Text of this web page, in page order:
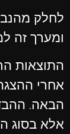
לחלק
ומערך זה
התוצאות
אחרי
הבאה.
אלא בסוג